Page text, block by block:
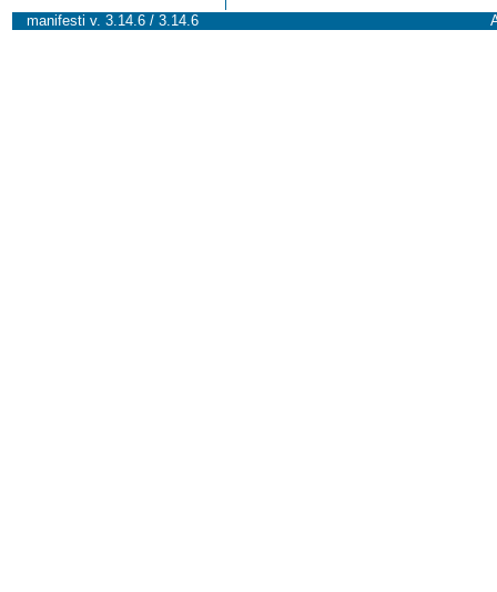
manifesti v. 3.14.6 / 3.14.6